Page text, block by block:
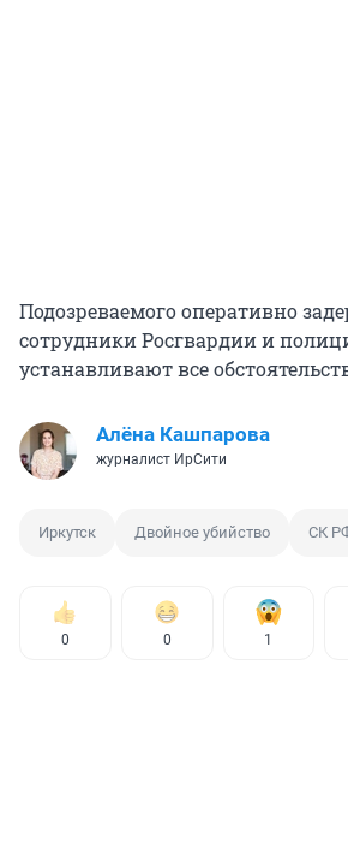
Подозреваемого оперативно
сотрудники Росгвардии и
устанавливают все
Алёна Кашпарова
журналист ИрСити
Иркутск Двойное убийство СК
0 0 1